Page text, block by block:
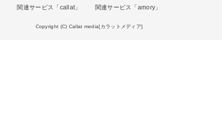
関連サービス「callat」
関連サービス「amory」
Copyright (C) Callat media[カラットメディア]